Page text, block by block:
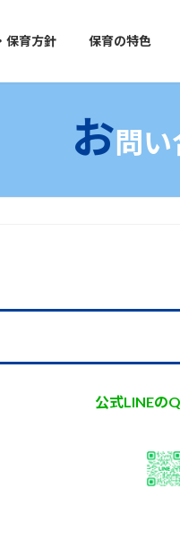
保育方針 保育の特色
お問
公式LINEの